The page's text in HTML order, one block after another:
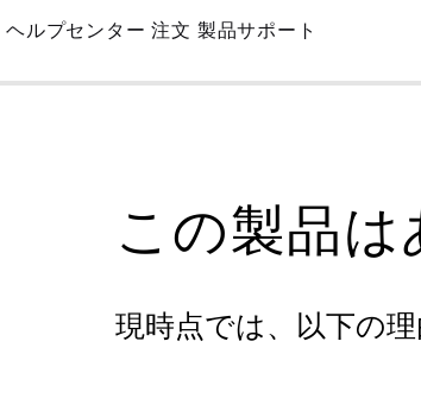
Skip
Main
ヘルプセンター 注文 製品サポート
この製品
現時点では、以下の